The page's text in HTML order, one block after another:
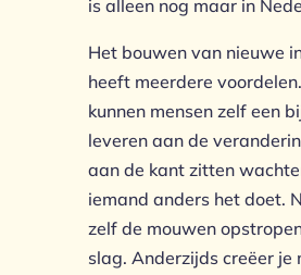
is alleen nog maar in
Het bouwen van nieuwe
heeft meerdere
kunnen mensen zelf een
leveren aan de
aan de kant zitten
iemand anders het doet.
zelf de mouwen
slag. Anderzijds creëer je